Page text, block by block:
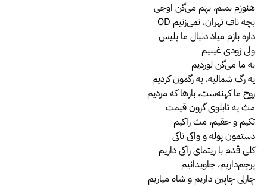
هنوزم بمبم، بهم می‌گن اوجی
‫بچه ناف تهران، نمی‌زنیم OD
داره بازم میاد دنبال ما پلیس
ولی زودی غیبیم
به ما می‌گن لوردیم
یه رگ شمالیه، یه رگمون کردیم
روح ما کهنه‌ست، بارها که مردیم
مث یه تابلوی گرون قیمت
تکیم و حقیم، مث راکیم
دستمون پوله و واکی تاکی
کلی قدم با ریتمای راکی داریم
پرچم‌داریم، جاویدانیم
چارلی چاپین داریم و شاه میاریم